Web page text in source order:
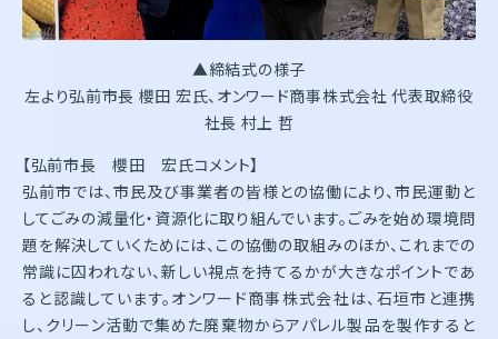
▲締結式の様子
左より弘前市長 櫻田 宏氏、オンワード商事株式会社 代表取締役
社長 村上 哲
【弘前市長 櫻田 宏氏コメント】
弘前市では、市民及び事業者の皆様との協働により、市民運動と
してごみの減量化・資源化に取り組んでいます。ごみを始め環境問
題を解決していくためには、この協働の取組みのほか、これまでの
常識に囚われない、新しい視点を持てるかが大きなポイントであ
ると認識しています。オンワード商事株式会社は、石垣市と連携
し、クリーン活動で集めた廃棄物からアパレル製品を製作すると